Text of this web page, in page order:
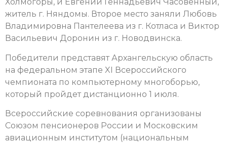
житель г. Няндомы. Второе место заняли Любовь
Владимировна Пантелеева из г. Котласа и Виктор
Васильевич Доронин из г. Новодвинска.
Победители представят Архангельскую область
на федеральном этапе XI Всероссийского
чемпионата по компьютерному многоборью,
который пройдет дистанционно 1 июля.
Всероссийские соревнования организованы
Союзом пенсионеров России и Московским
авиационным институтом (национальным